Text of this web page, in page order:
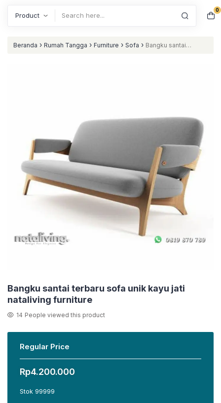
0
Beranda › Rumah Tangga › Furniture › Sofa › Bangku santai
Bangku santai terbaru sofa unik kayu jati
nataliving furniture
14 People viewed this product
Regular Price
Rp4.200.000
Stok 99999